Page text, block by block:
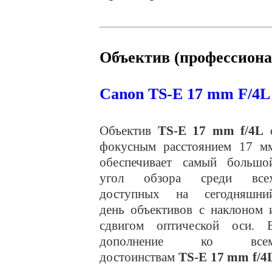
Объектив
Canon TS-E 17 mm F/4L
Объектив TS-E 17 mm f/4L
фокусным расстоянием 17
обеспечивает самый
угол обзора среди
доступных на
день объективов с наклоном
сдвигом оптической оси.
дополнение ко
достоинствам TS-E 17 mm f/